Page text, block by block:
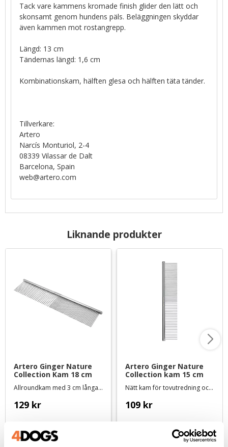
Tack vare kammens kromade finish glider den lätt och
skonsamt genom hundens päls. Beläggningen skyddar
även kammen mot rostangrepp.
Längd: 13 cm
Tändernas längd: 1,6 cm
Kombinationskam, hälften glesa och hälften täta tänder.
Tillverkare:
Artero
Narcís Monturiol, 2-4
08339 Vilassar de Dalt
Barcelona, Spain
web@artero.com
Liknande produkter
Artero Ginger Nature
Collection Kam 18 cm
Allroundkam med 3 cm långa tänder, hälften glesa och hälften täta
129 kr
Artero Ginger Nature
Collection kam 15 cm
Nätt kam för tovutredning och vanlig kamning
109 kr